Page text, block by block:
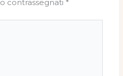
contrassegnati *